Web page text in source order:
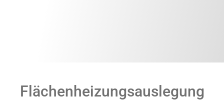
Flächenheizungsauslegung